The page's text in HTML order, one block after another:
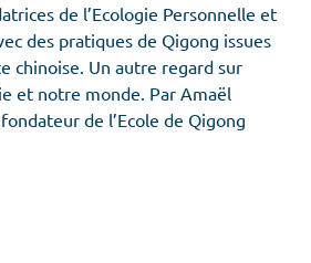
de l’Ecologie Personnelle et
des pratiques de Qigong issues
chinoise. Un autre regard sur
et notre monde. Par Amaël
de l’Ecole de Qigong